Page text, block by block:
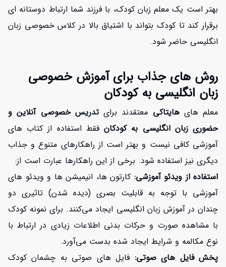
بهتر است یک معلم زبان کودک، با فرزند شما ارتباط دوستانه ای
برقرار کند تا کودک بتواند با اشتیاق بالا در کلاس خصوصی زبان
انگلیسی حاضر شود.
روش های جذاب برای آموزش خصوصی
زبان انگلیسی به کودکان
معلم هایهایتاکی معتقدند برایتدریس خصوصی آنلاین و
حضوری زبان انگلیسی به کودکانفقط استفاده از کتاب های
آموزشی کافی نیست و بهتر است از راهکارهای متنوع و جذاب
دیگری نیز استفاده شود. برخی از این راهکارها عبارت است از:
استفاده از ویدئو آموزشی: کارتون ها، انیمیشن ها و ویدئو های
آموزشی با توجه به قابلیت بصری (دیده شدن) تاثیری دو
چندان در آموزش زبان انگلیسی ایجاد می‌کنند. برای نمونه کودک
با مشاهده صورت و حرکات بدنی اطلاعات زیادی در ارتباط با
نوع مکالمه و شرایط ایجاد شده بدست می‌آورد.
پخش فایل های صوتی: فایل های صوتی به چشمان کودک